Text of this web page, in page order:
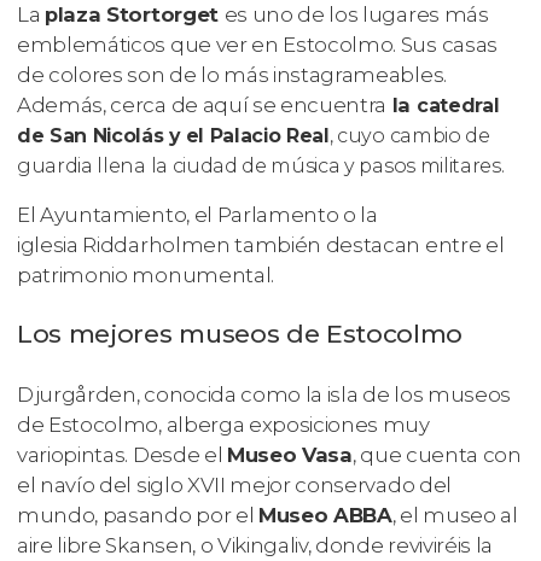
La plaza Stortorget es uno de los lugares más
emblemáticos que ver en Estocolmo. Sus casas
de colores son de lo más instagrameables.
Además, cerca de aquí se encuentra la catedral
de San Nicolás y el Palacio Real, cuyo cambio de
guardia llena la ciudad de música y pasos militares.
El Ayuntamiento, el Parlamento o la
iglesia Riddarholmen también destacan entre el
patrimonio monumental.
Los mejores museos de Estocolmo
Djurgården, conocida como la isla de los museos
de Estocolmo, alberga exposiciones muy
variopintas. Desde el Museo Vasa, que cuenta con
el navío del siglo XVII mejor conservado del
mundo, pasando por el Museo ABBA, el museo al
aire libre Skansen, o Vikingaliv, donde reviviréis la